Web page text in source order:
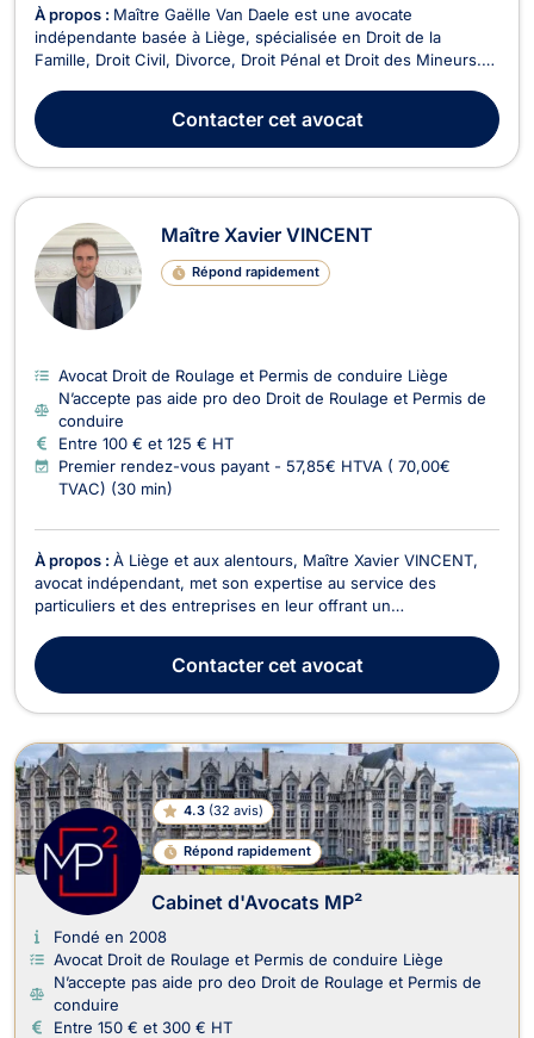
À propos : Maître Gaëlle Van Daele est une avocate
indépendante basée à Liège, spécialisée en Droit de la
Famille, Droit Civil, Divorce, Droit Pénal et Droit des Mineurs.
familiale, de justice pour la jeunesse, ainsi qu'en droit civil et
pénal, afin de défendre au mieux les ...
Contactercet avocat
Maître Xavier VINCENT
Répond rapidement
Avocat Droit de Roulage et Permis de conduire Liège
N’accepte pas aide pro deo Droit de Roulage et Permis de
conduire
Entre 100 € et 125 € HT
Premier rendez-vous payant - 57,85€ HTVA ( 70,00€
TVAC) (30 min)
À propos : À Liège et aux alentours, Maître Xavier VINCENT,
avocat indépendant, met son expertise au service des
particuliers et des entreprises en leur offrant un
résultats. Titulaire d’un Master en droit privé et droit des
affaires de l’Université de Liège, il intervient tant en...
Contactercet avocat
4.3 (32 avis)
Répond rapidement
Cabinet d'Avocats MP²
Fondé en 2008
Avocat Droit de Roulage et Permis de conduire Liège
N’accepte pas aide pro deo Droit de Roulage et Permis de
conduire
Entre 150 € et 300 € HT